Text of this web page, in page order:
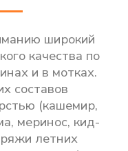
широкий
качества по
и в мотках.
составов
(кашемир,
меринос, кид-
летних